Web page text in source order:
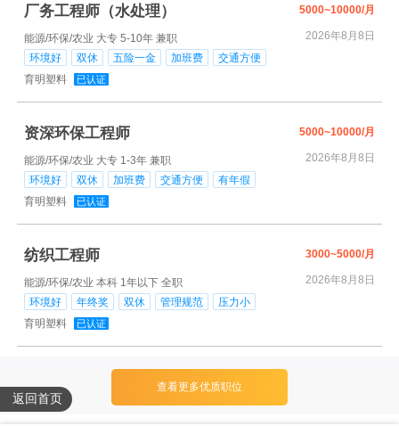
厂务工程师（水处理） 5000~10000/月
能源/环保/农业 大专 5-10年 兼职
2026年8月8日
环境好
双休 五险一金 加班费
交通方便
育明塑料
已认证
资深环保工程师 5000~10000/月
能源/环保/农业 大专 1-3年 兼职
2026年8月8日
环境好
双休 加班费 交通方便
有年假
育明塑料
已认证
纺织工程师 3000~5000/月
能源/环保/农业 本科 1年以下 全职
2026年8月8日
环境好
年终奖 双休 管理规范
压力小
育明塑料
已认证
查看更多优质职位
返回首页